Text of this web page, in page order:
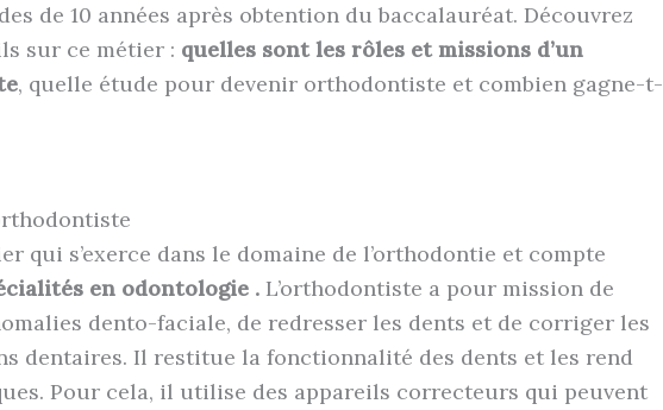
de 10 années après obtention du baccalauréat. Découvrez
sur ce métier : quelles sont les rôles et missions d’un
, quelle étude pour devenir orthodontiste et combien gagne-t-
qui s’exerce dans le domaine de l’orthodontie et compte
en odontologie . L’orthodontiste a pour mission de
dento-faciale, de redresser les dents et de corriger les
dentaires. Il restitue la fonctionnalité des dents et les rend
Pour cela, il utilise des appareils correcteurs qui peuvent